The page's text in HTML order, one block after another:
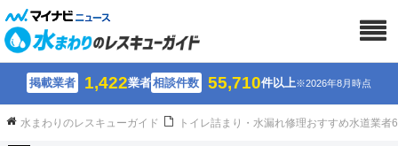
掲載業者 1,422業者相談件数 55,710件以上※2026年8月時点
水まわりのレスキューガイド トイレ詰まり・水漏れ修理おすすめ水道業